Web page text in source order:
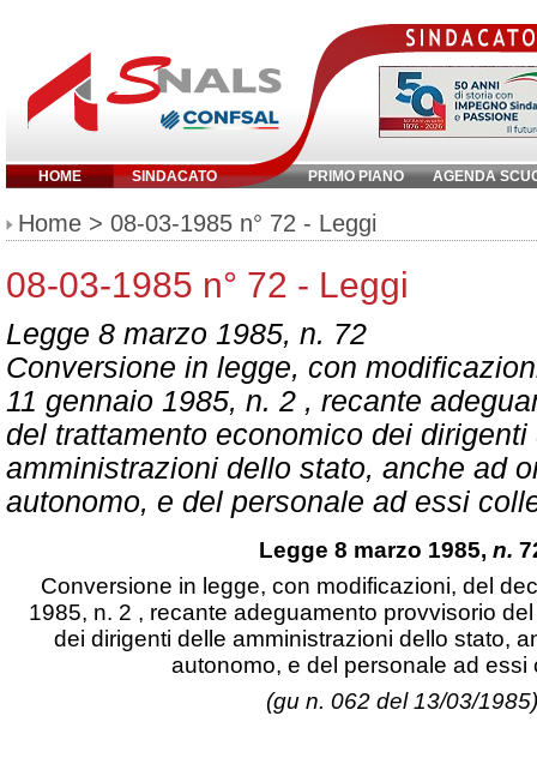
HOME SINDACATO PRIMO PIANO AGENDA
Inserisci parola chiave:
Home > 08-03-1985 n° 72 - Leggi
08-03-1985 n° 72 - Leggi
Legge 8 marzo 1985, n. 72
Conversione in legge, con
11 gennaio 1985, n. 2 , recante
del trattamento economico dei dirigenti
amministrazioni dello stato, anche ad
autonomo, e del personale ad essi
Legge 8 marzo 1985, n.
Conversione in legge, con modificazioni, del
1985, n. 2 , recante adeguamento provvisorio
dei dirigenti delle amministrazioni dello stato,
autonomo, e del personale ad essi
(gu n. 062 del 13/03/1985)